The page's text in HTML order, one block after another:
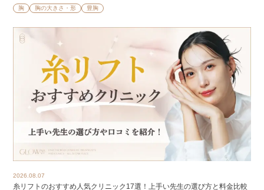
胸 胸の大きさ・形 豊胸
2026.08.07
糸リフトのおすすめ人気クリニック17選！上手い先生の選び方と料金比較